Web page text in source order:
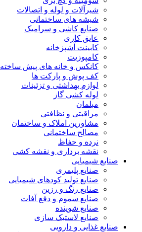
شیرآلات و لوله و اتصالات
شیشه های ساختمانی
صنایع کاشی و سرامیک
عایق کاری
کابینت آشپزخانه
کامپوزیت
کانکس و خانه های پیش ساخته
کف پوش و پارکت ها
لوازم بهداشتی و تزئینات
لوله کشی گاز
مبلمان
مراقبتی و نظافتی
مشاورین املاک و ساختمان
مصالح ساختمانی
نرده و حفاظ
نقشه برداری و نقشه کشی
صنایع شیمیایی
صنایع پلیمری
صنایع تولید کودهای شیمیایی
صنایع رنگ و رزین
صنایع سموم و دفع آفات
صنایع شوینده
صنایع لاستیک سازی
صنایع غذایی و دارویی